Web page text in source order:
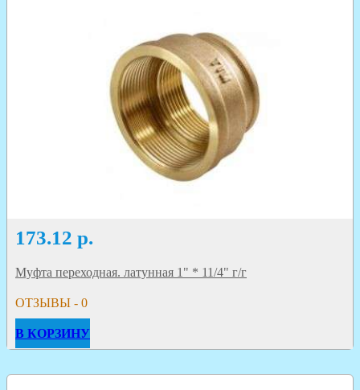
173.12 р.
Муфта переходная. латунная 1" * 11/4" г/г
ОТЗЫВЫ - 0
В КОРЗИНУ